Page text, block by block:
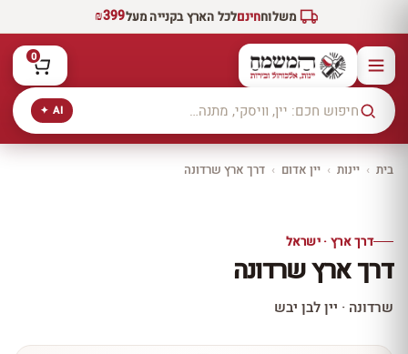
משלוחחינםלכל הארץ בקנייה מעל₪399
AI ✦
0
בית › יינות › יין אדום › דרך ארץ שרדונה
10% הנחה
עכשיו ב-10% הנחה
דרך ארץ · ישראל
דרך ארץ שרדונה
שרדונה · יין לבן יבש